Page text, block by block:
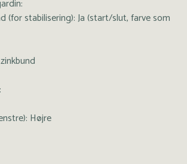
(for stabilisering): Ja (start/slut, farve som
Højre